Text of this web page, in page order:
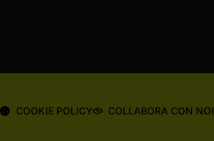
COOKIE POLICY COLLABORA CON NOI